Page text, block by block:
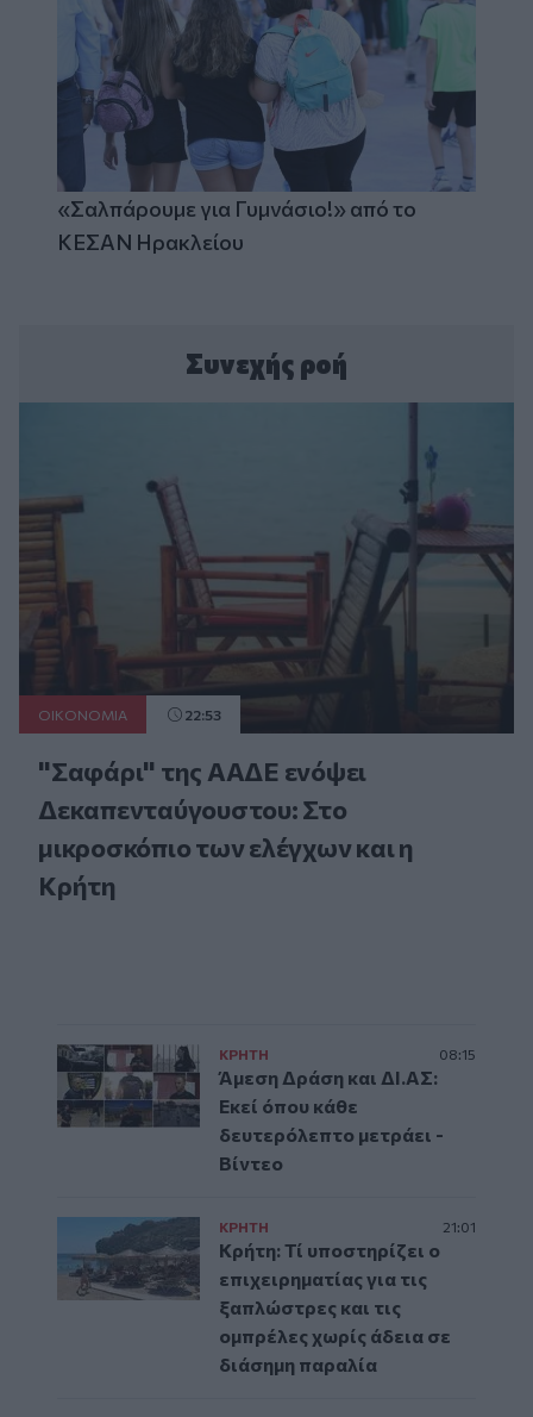
«Σαλπάρουμε για Γυμνάσιο!» από το
ΚΕΣΑΝ Ηρακλείου
Συνεχής ροή
ΟΙΚΟΝΟΜΙΑ 22:53
"Σαφάρι" της ΑΑΔΕ ενόψει
Δεκαπενταύγουστου: Στο
μικροσκόπιο των ελέγχων και η
Κρήτη
ΚΡΗΤΗ 08:15
Άμεση Δράση και ΔΙ.ΑΣ:
Εκεί όπου κάθε
δευτερόλεπτο μετράει -
Βίντεο
ΚΡΗΤΗ 21:01
Κρήτη: Τί υποστηρίζει ο
επιχειρηματίας για τις
ξαπλώστρες και τις
ομπρέλες χωρίς άδεια σε
διάσημη παραλία